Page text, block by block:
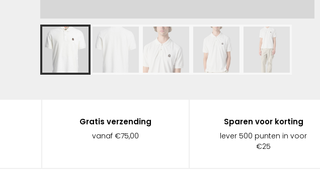
Gratis verzending
vanaf €75,00
Sparen voor korting
lever 500 punten in voor
€25